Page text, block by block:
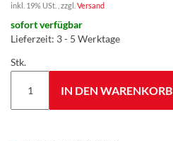
inkl. 19% USt. , zzgl. Versand
sofort verfügbar
Lieferzeit: 3 - 5 Werktage
Stk.
IN DEN WARENKORB